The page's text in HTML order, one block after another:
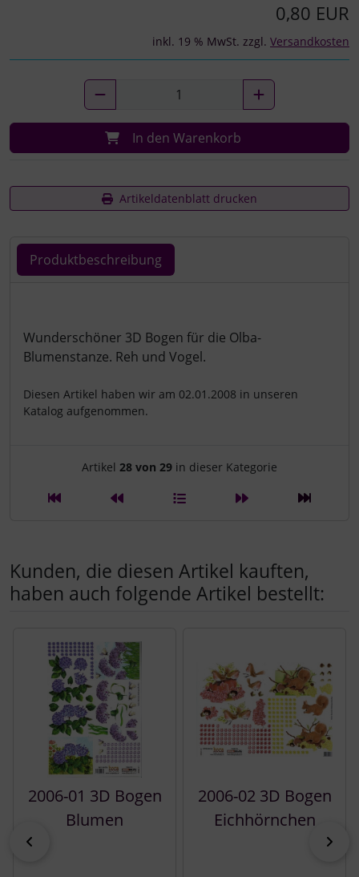
0,80 EUR
inkl. 19 % MwSt. zzgl. Versandkosten
In den Warenkorb
Artikeldatenblatt drucken
Produktbeschreibung
Wunderschöner 3D Bogen für die Olba-
Blumenstanze. Reh und Vogel.
Diesen Artikel haben wir am 02.01.2008 in unseren
Katalog aufgenommen.
Artikelnavigation innerhalb
Artikel 28 von 29 in dieser Kategorie
Kunden, die diesen Artikel kauften,
haben auch folgende Artikel bestellt:
2006-01 3D Bogen
Blumen
2006-02 3D Bogen
Eichhörnchen